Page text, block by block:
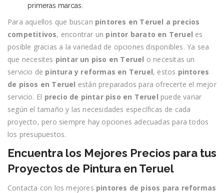
primeras marcas.
Para aquellos que buscan pintores en Teruel a precios
competitivos, encontrar un pintor barato en Teruel es
posible gracias a la variedad de opciones disponibles. Ya sea
que necesites pintar un piso en Teruel o necesitas un
servicio de pintura y reformas en Teruel, estos pintores
de pisos en Teruel están preparados para ofrecerte el mejor
servicio. El precio de pintar piso en Teruel puede variar
según el tamaño y las necesidades específicas de cada
proyecto, pero siempre hay opciones adecuadas para todos
los presupuestos.
Encuentra los Mejores Precios para tus
Proyectos de Pintura en Teruel
Contacta con los mejores pintores de pisos para reformas